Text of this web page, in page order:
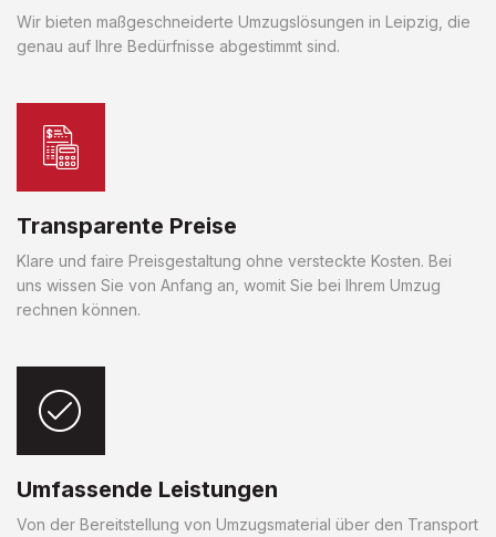
Wir bieten maßgeschneiderte Umzugslösungen in Leipzig, die
genau auf Ihre Bedürfnisse abgestimmt sind.
Transparente Preise
Klare und faire Preisgestaltung ohne versteckte Kosten. Bei
uns wissen Sie von Anfang an, womit Sie bei Ihrem Umzug
rechnen können.
Umfassende Leistungen
Von der Bereitstellung von Umzugsmaterial über den Transport